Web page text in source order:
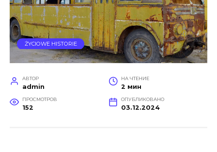
ŻYCIOWE HISTORIE
АВТОР
admin
НА ЧТЕНИЕ
2 мин
ПРОСМОТРОВ
152
ОПУБЛИКОВАНО
03.12.2024